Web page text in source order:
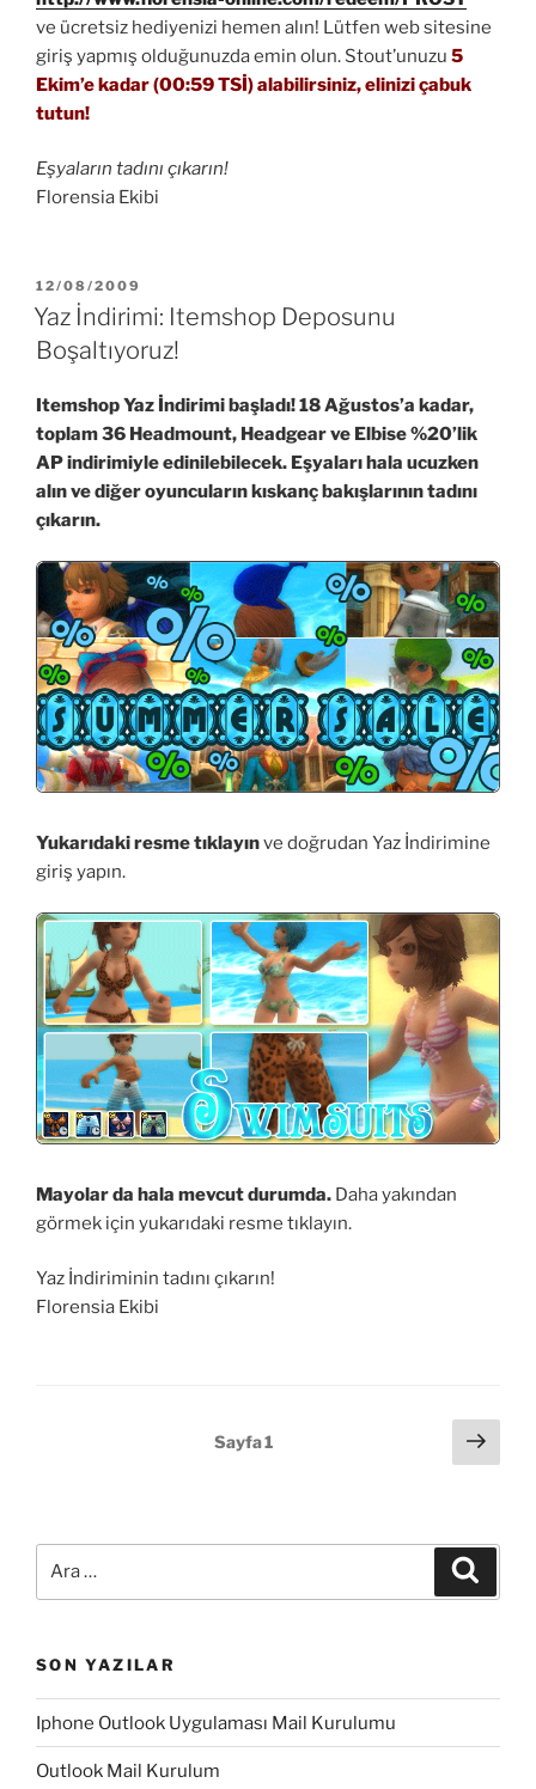
ve ücretsiz hediyenizi hemen alın! Lütfen web sitesine
giriş yapmış olduğunuzda emin olun. Stout’unuzu 5
Ekim’e kadar (00:59 TSİ) alabilirsiniz, elinizi çabuk
tutun!
Eşyaların tadını çıkarın!
Florensia Ekibi
YAYIM
TARIHI
12/08/2009
Yaz İndirimi: Itemshop Deposunu
Boşaltıyoruz!
Itemshop Yaz İndirimi başladı! 18 Ağustos’a kadar,
toplam 36 Headmount, Headgear ve Elbise %20’lik
AP indirimiyle edinilebilecek. Eşyaları hala ucuzken
alın ve diğer oyuncuların kıskanç bakışlarının tadını
çıkarın.
Yukarıdaki resme tıklayınve doğrudan Yaz İndirimine
giriş yapın.
Mayolar da hala mevcut durumda. Daha yakından
görmek için yukarıdaki resme tıklayın.
Yaz İndiriminin tadını çıkarın!
Florensia Ekibi
Sayfa1
SON YAZILAR
Iphone Outlook Uygulaması Mail Kurulumu
Outlook Mail Kurulum